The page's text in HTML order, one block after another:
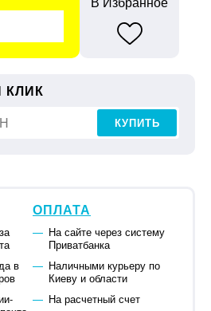
КЛИК
КУПИТЬ
в
ОПЛАТА
На сайте через систему
Приватбанка
Наличными курьеру по
Киеву и области
На расчетный счет